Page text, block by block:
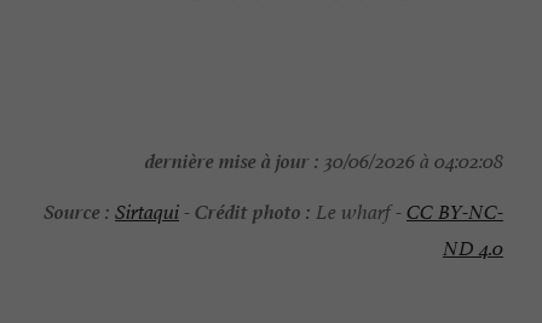
dernière mise à jour : 30/06/2026 à 04:02:08
Source : Sirtaqui-Crédit photo : Le wharf -CC BY-NC-
ND 4.0